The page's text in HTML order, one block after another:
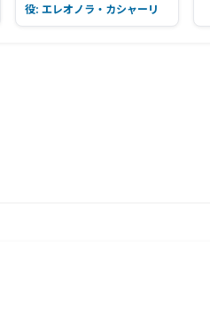
役: エレオノラ・カシャーリ